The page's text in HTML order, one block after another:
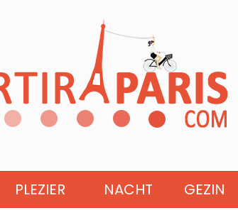
PLEZIER NACHT GEZIN